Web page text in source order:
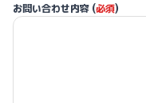
お問い合わせ内容 (必須)